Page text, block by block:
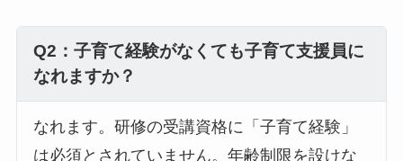
Q2：子育て経験がなくても子育て支援員に
なれますか？
なれます。研修の受講資格に「子育て経験」
は必須とされていません。年齢制限を設けな